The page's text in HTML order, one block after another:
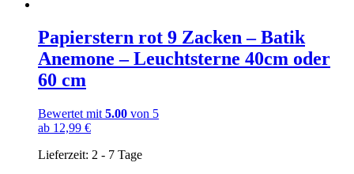
Papierstern rot 9 Zacken – Batik
Anemone – Leuchtsterne 40cm oder
60 cm
Bewertet mit 5.00 von 5
ab 12,99 €
Lieferzeit: 2 - 7 Tage